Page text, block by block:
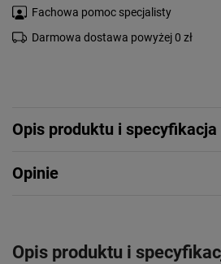
Fachowa pomoc specjalisty
Darmowa dostawa powyżej 0 zł
Opis produktu i specyfikacja
Opinie
Opis produktu i